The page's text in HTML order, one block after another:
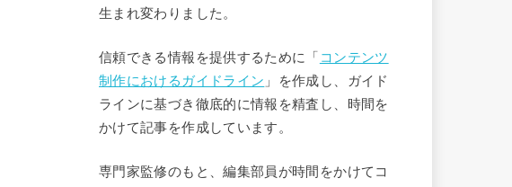
生まれ変わりました。
信頼できる情報を提供するために「 コンテンツ
制作におけるガイドライン 」を作成し、ガイド
ラインに基づき徹底的に情報を精査し、時間を
かけて記事を作成しています。
専門家監修のもと、編集部員が時間をかけてコ